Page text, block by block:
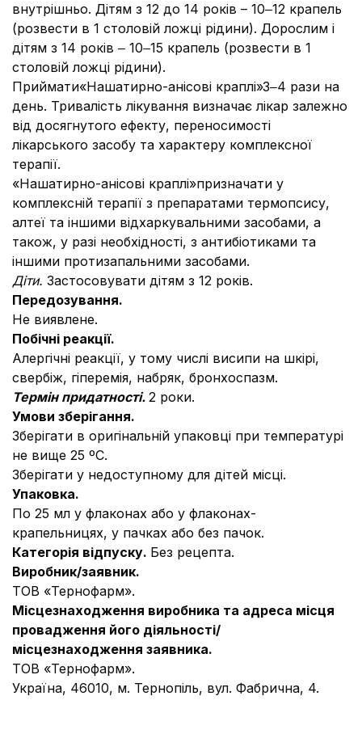
внутрішньо. Дітям з 12 до 14 років – 10‒12 крапель
(розвести в 1 столовій ложці рідини). Дорослим і
дітям з 14 років ‒ 10‒15 крапель (розвести в 1
столовій ложці рідини).
Приймати«Нашатирно-анісові краплі»3‒4 рази на
день. Тривалість лікування визначає лікар залежно
від досягнутого ефекту, переносимості
лікарського засобу та характеру комплексної
терапії.
«Нашатирно-анісові краплі»призначати у
комплексній терапії з препаратами термопсису,
алтеї та іншими відхаркувальними засобами, а
також, у разі необхідності, з антибіотиками та
іншими протизапальними засобами.
Діти. Застосовувати дітям з 12 років.
Передозування.
Не виявлене.
Побічні реакції.
Алергічні реакції, у тому числі висипи на шкірі,
свербіж, гіперемія, набряк, бронхоспазм.
Термін придатності. 2 роки.
Умови зберігання.
Зберігати в оригінальній упаковці при температурі
не вище 25 ºС.
Зберігати у недоступному для дітей місці.
Упаковка.
По 25 мл у флаконах або у флаконах-
крапельницях, у пачках або без пачок.
Категорія відпуску. Без рецепта.
Виробник/заявник.
ТОВ «Тернофарм».
Місцезнаходження виробника та адреса місця
провадження його діяльності/
місцезнаходження заявника.
ТОВ «Тернофарм».
Україна, 46010, м. Тернопіль, вул. Фабрична, 4.